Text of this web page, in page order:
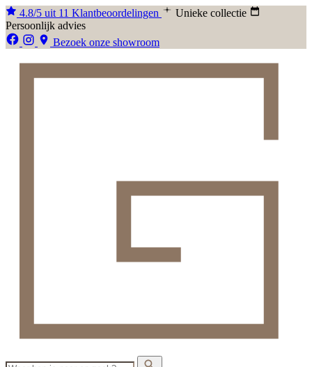
4.8/5 uit 11 Klantbeoordelingen
Unieke collectie
Persoonlijk advies
Bezoek onze showroom